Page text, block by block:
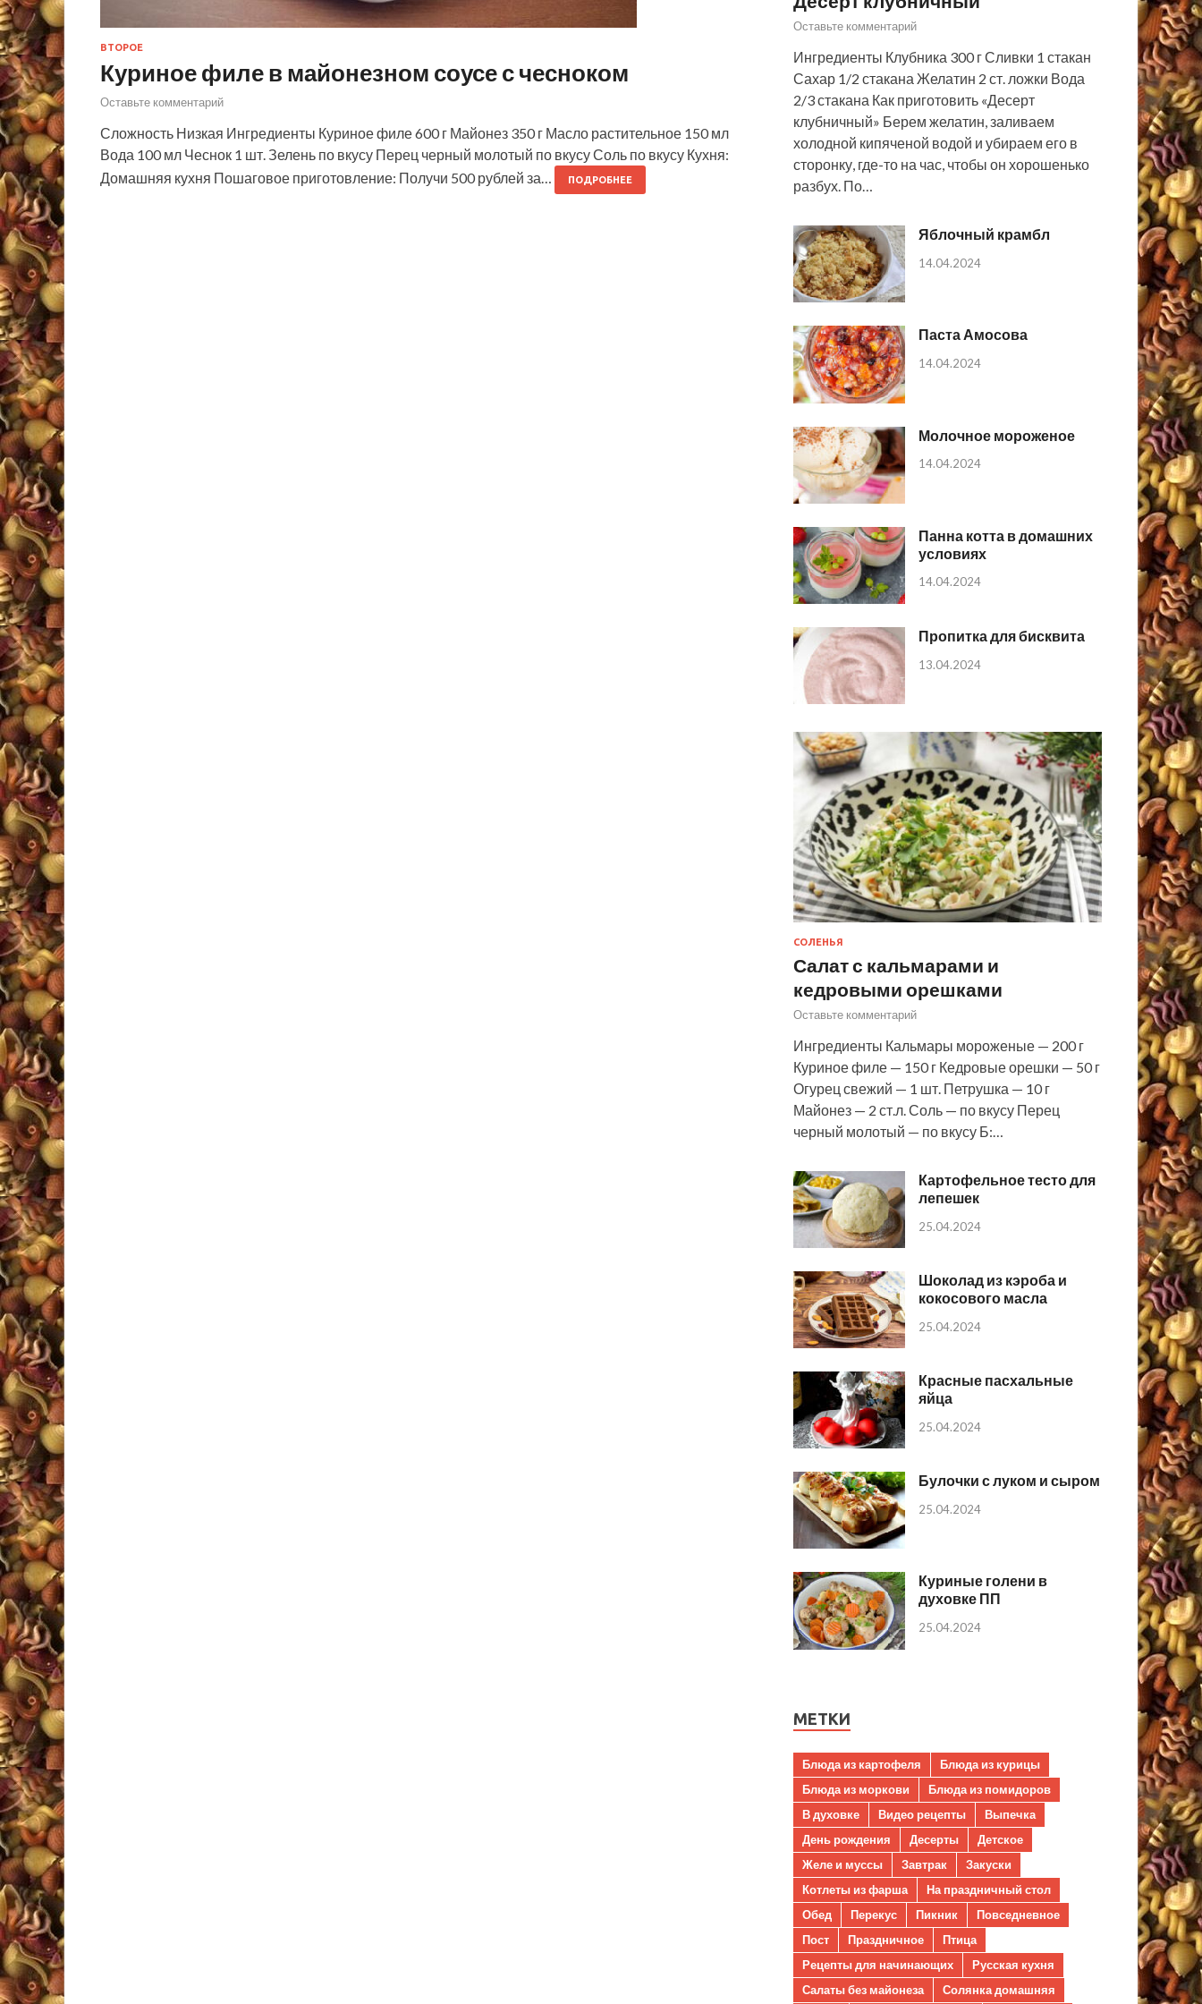
ВТОРОЕ
Куриное филе в майонезном соусе с чесноком
Оставьте комментарий
Сложность Низкая Ингредиенты Куриное филе 600 г Майонез 350 г Масло растительное 150 мл
Вода 100 мл Чеснок 1 шт. Зелень по вкусу Перец черный молотый по вкусу Соль по вкусу Кухня:
Домашняя кухня Пошаговое приготовление: Получи 500 рублей за…
ПОДРОБНЕЕ
Оставьте комментарий
Ингредиенты Клубника 300 г Сливки 1 стакан
Сахар 1/2 стакана Желатин 2 ст. ложки Вода
2/3 стакана Как приготовить «Десерт
клубничный» Берем желатин, заливаем
холодной кипяченой водой и убираем его в
сторонку, где-то на час, чтобы он хорошенько
разбух. По…
Яблочный крамбл
14.04.2024
Паста Амосова
14.04.2024
Молочное мороженое
14.04.2024
Панна котта в домашних
условиях
14.04.2024
Пропитка для бисквита
13.04.2024
СОЛЕНЬЯ
Салат с кальмарами и
кедровыми орешками
Оставьте комментарий
Ингредиенты Кальмары мороженые — 200 г
Куриное филе — 150 г Кедровые орешки — 50 г
Огурец свежий — 1 шт. Петрушка — 10 г
Майонез — 2 ст.л. Соль — по вкусу Перец
черный молотый — по вкусу Б:…
Картофельное тесто для
лепешек
25.04.2024
Шоколад из кэроба и
кокосового масла
25.04.2024
Красные пасхальные
яйца
25.04.2024
Булочки с луком и сыром
25.04.2024
Куриные голени в
духовке ПП
25.04.2024
МЕТКИ
Блюда из картофеля
Блюда из курицы
Блюда из моркови
Блюда из помидоров
В духовке
Видео рецепты
Выпечка
День рождения
Десерты
Детское
Желе и муссы
Завтрак
Закуски
Котлеты из фарша
На праздничный стол
Обед
Перекус Пикник
Повседневное
Пост
Праздничное
Птица
Рецепты для начинающих
Русская кухня
Салаты без майонеза
Солянка домашняя